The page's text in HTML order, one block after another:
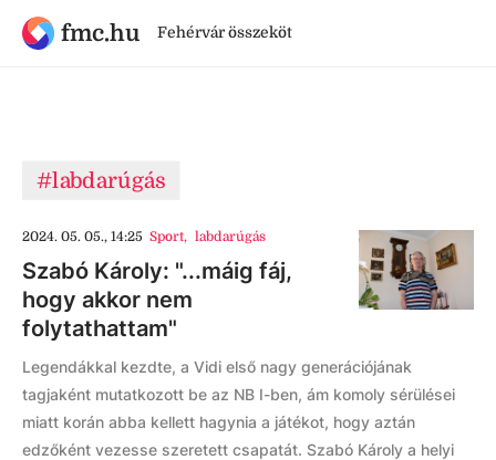
fmc.hu Fehérvár összeköt
#labdarúgás
2024. 05. 05., 14:25 Sport, labdarúgás
Szabó Károly: "...máig fáj,
hogy akkor nem
folytathattam"
Legendákkal kezdte, a Vidi első nagy generációjának
tagjaként mutatkozott be az NB I-ben, ám komoly sérülései
miatt korán abba kellett hagynia a játékot, hogy aztán
edzőként vezesse szeretett csapatát. Szabó Károly a helyi